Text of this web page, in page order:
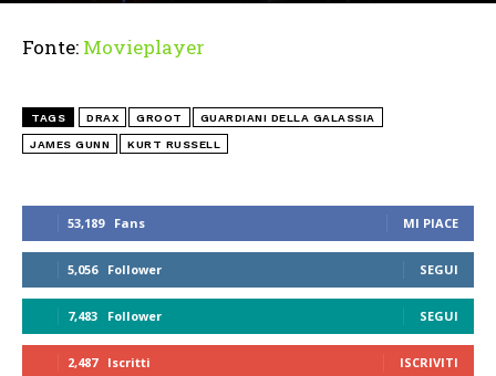
53,189 Fans MI PIACE
5,056 Follower SEGUI
7,483 Follower SEGUI
2,487 Iscritti ISCRIVITI
Fonte: Movieplayer
TAGS DRAX GROOT GUARDIANI DELLA GALASSIA
JAMES GUNN KURT RUSSELL